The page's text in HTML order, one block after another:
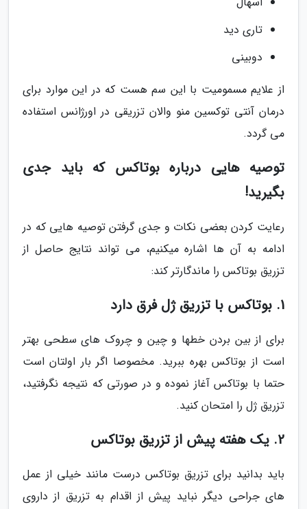
تارى دید
دوبینى
از علایم مسمومیت با این سم هست که در این موارد براى
درمان آنتى توکسین منو والان تزریقى در اورژانس استفاده
می گردد.
توصیه هایی درباره بوتاکس که باید جدی
بگیرید!
رعایت کردن بعضی نکات و جدی گرفتن توصیه هایی که در
ادامه به آن ها اشاره میکنیم، می تواند نتایج حاصل از
تزریق بوتاکس را ماندگارتر کند:
1. بوتاکس با تزریق ژل فرق دارد
برای از بین بردن خطها و چین و چروک های سطحی بهتر
است از بوتاکس بهره ببرید. مخصوصا اگر بار اولتان است
حتما با بوتاکس آغاز نموده و در صورتی که نتیجه نگرفتید،
تزریق ژل را امتحان کنید.
2. یک هفته پیش از تزریق بوتاکس
باید بدانید برای تزریق بوتاکس درست مانند خیلی از عمل
های جراحی دیگر نباید پیش از اقدام به تزریق از داروی